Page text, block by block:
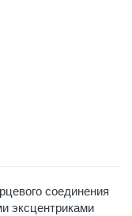
соединения
эксцентриками